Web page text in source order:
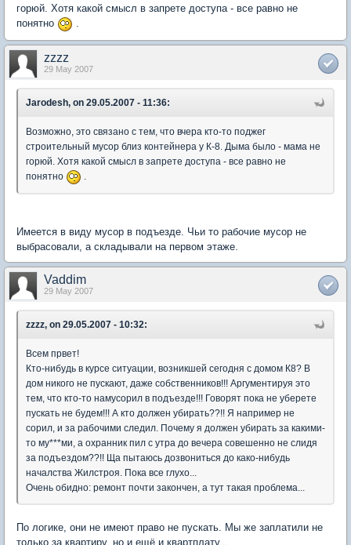
горюй. Хотя какой смысл в запрете доступа - все равно не
понятно
.
zzzz
29 May 2007
Jarodesh, on 29.05.2007 - 11:36:
Возможно, это связано с тем, что вчера кто-то поджег
строительный мусор близ контейнера у К-8. Дыма было - мама не
горюй. Хотя какой смысл в запрете доступа - все равно не
понятно
Имеется в виду мусор в подъезде. Чьи то рабочие мусор не
выбрасовали, а складывали на первом этаже.
Vaddim
29 May 2007
zzzz, on 29.05.2007 - 10:32:
Всем првет!
Кто-нибудь в курсе ситуации, возникшей сегодня с домом К8? В
дом никого не пускают, даже собственников!!! Аргументируя это
тем, что кто-то намусорил в подъезде!!! Говорят пока не уберете
пускать не будем!!! А кто должен убирать??!! Я например не
сорил, и за рабочими следил. Почему я должен убирать за какими-
то му***ми, а охранник пил с утра до вечера совешенно не слидя
за подъездом??!! Ща пытаюсь дозвониться до како-нибудь
началства Жилстроя. Пока все глухо...
Очень обидно: ремонт почти закончен, а тут такая проблема...
По логике, они не имеют право не пускать. Мы же заплатили не
только за квартиру, но и ещё и квартплату...